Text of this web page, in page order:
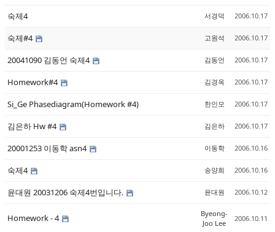
숙제4 서경덕 2006.10.17
숙제#4 고원석 2006.10.17
20041090 김동언 숙제4 김동언 2006.10.17
Homework#4 김경옥 2006.10.17
Si_Ge Phasediagram(Homework #4) 한인모 2006.10.17
김은하 Hw #4 김은하 2006.10.17
20001253 이동학 asn4 이동학 2006.10.16
숙제4 송양희 2006.10.16
윤대원 20031206 숙제4번입니다. 윤대원 2006.10.12
Homework - 4
Byeong-
Joo Lee
2006.10.11